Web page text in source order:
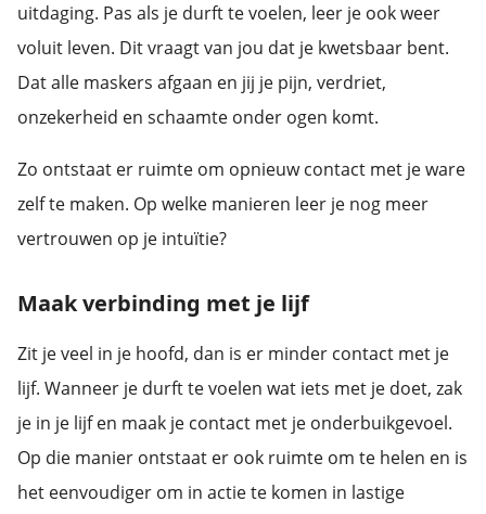
uitdaging. Pas als je durft te voelen, leer je ook weer
voluit leven. Dit vraagt van jou dat je kwetsbaar bent.
Dat alle maskers afgaan en jij je pijn, verdriet,
onzekerheid en schaamte onder ogen komt.
Zo ontstaat er ruimte om opnieuw contact met je ware
zelf te maken. Op welke manieren leer je nog meer
vertrouwen op je intuïtie?
Maak verbinding met je lijf
Zit je veel in je hoofd, dan is er minder contact met je
lijf. Wanneer je durft te voelen wat iets met je doet, zak
je in je lijf en maak je contact met je onderbuikgevoel.
Op die manier ontstaat er ook ruimte om te helen en is
het eenvoudiger om in actie te komen in lastige